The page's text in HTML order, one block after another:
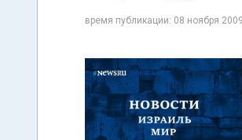
время публикации: 08 ноября